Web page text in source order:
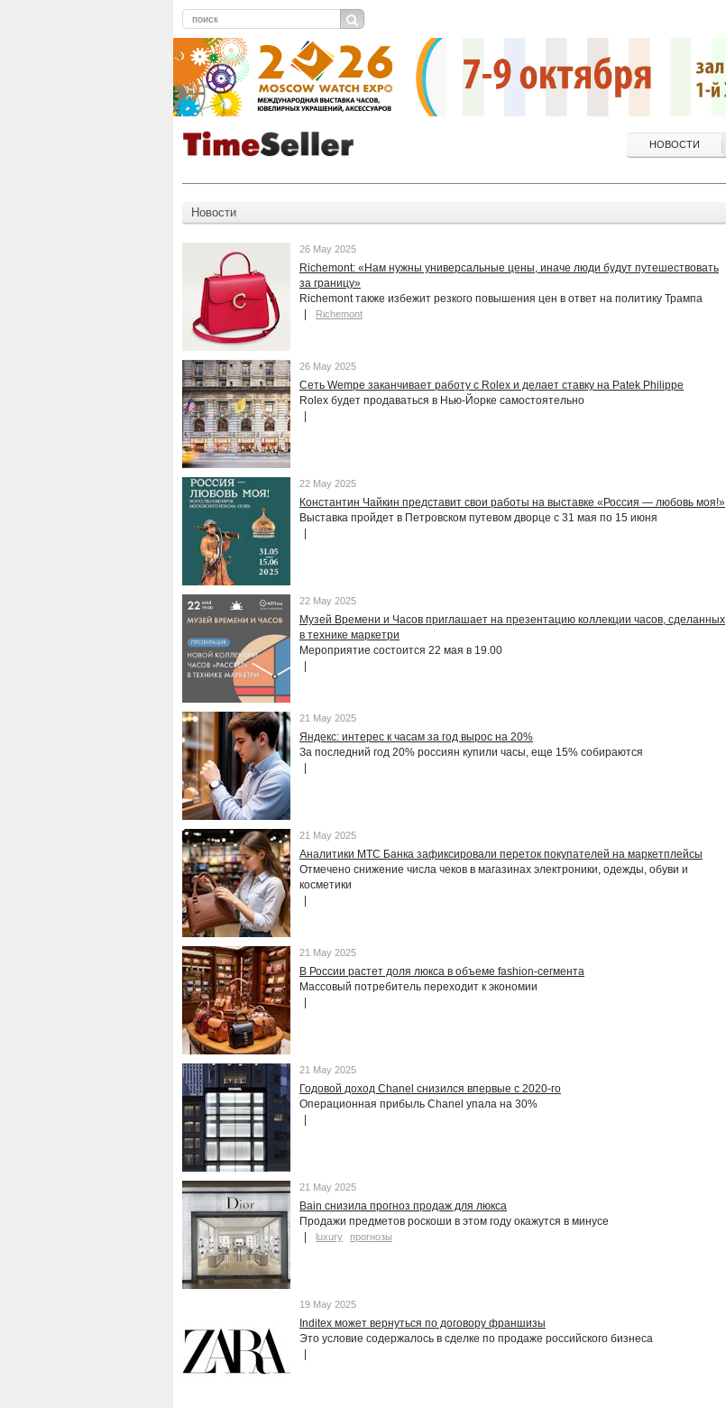
НОВОСТИ
Новости
26 May 2025
Richemont: «Нам нужны универсальные цены, иначе люди будут путешествовать
за границу»
Richemont также избежит резкого повышения цен в ответ на политику Трампа
Richemont
26 May 2025
Сеть Wempe заканчивает работу с Rolex и делает ставку на Patek Philippe
Rolex будет продаваться в Нью-Йорке самостоятельно
22 May 2025
Константин Чайкин представит свои работы на выставке «Россия — любовь моя!»
Выставка пройдет в Петровском путевом дворце с 31 мая по 15 июня
22 May 2025
Музей Времени и Часов приглашает на презентацию коллекции часов, сделанных
в технике маркетри
Мероприятие состоится 22 мая в 19.00
21 May 2025
Яндекс: интерес к часам за год вырос на 20%
За последний год 20% россиян купили часы, еще 15% собираются
21 May 2025
Аналитики МТС Банка зафиксировали переток покупателей на маркетплейсы
Отмечено снижение числа чеков в магазинах электроники, одежды, обуви и
косметики
21 May 2025
В России растет доля люкса в объеме fashion-сегмента
Массовый потребитель переходит к экономии
21 May 2025
Годовой доход Chanel снизился впервые с 2020-го
Операционная прибыль Chanel упала на 30%
21 May 2025
Bain снизила прогноз продаж для люкса
Продажи предметов роскоши в этом году окажутся в минусе
luxury прогнозы
19 May 2025
Inditex может вернуться по договору франшизы
Это условие содержалось в сделке по продаже российского бизнеса